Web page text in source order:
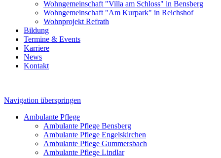
Wohngemeinschaft "Villa am Schloss" in Bensberg
Wohngemeinschaft "Am Kurpark" in Reichshof
Wohnprojekt Refrath
Bildung
Termine & Events
Karriere
News
Kontakt
Navigation überspringen
Ambulante Pflege
Ambulante Pflege Bensberg
Ambulante Pflege Engelskirchen
Ambulante Pflege Gummersbach
Ambulante Pflege Lindlar